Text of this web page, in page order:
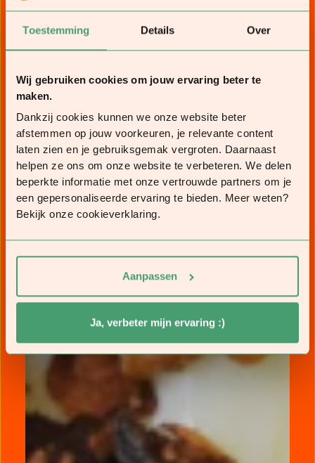
Toestemming Details Over
Wij gebruiken cookies om jouw ervaring beter te
maken.
Dankzij cookies kunnen we onze website beter
afstemmen op jouw voorkeuren, je relevante content
laten zien en je gebruiksgemak vergroten. Daarnaast
helpen ze ons om onze website te verbeteren. We delen
beperkte informatie met onze vertrouwde partners om je
een gepersonaliseerde ervaring te bieden. Meer weten?
Bekijk onze cookieverklaring.
Aanpassen
Ja, verbeter mijn ervaring :)